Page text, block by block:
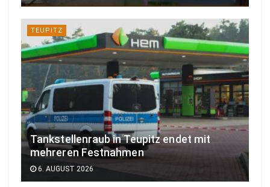
TEUPITZ
Tankstellenraub in Teupitz endet mit
mehreren Festnahmen
6. AUGUST 2026